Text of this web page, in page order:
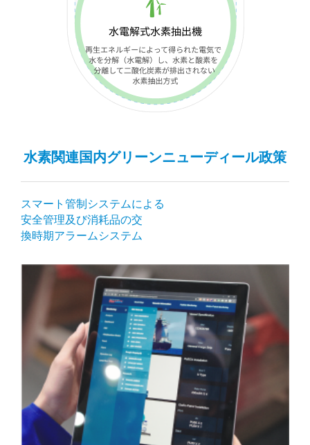
水素関連国内グリーンニューディール政策
スマート管制システムによる
安全管理及び消耗品の交
換時期アラームシステム